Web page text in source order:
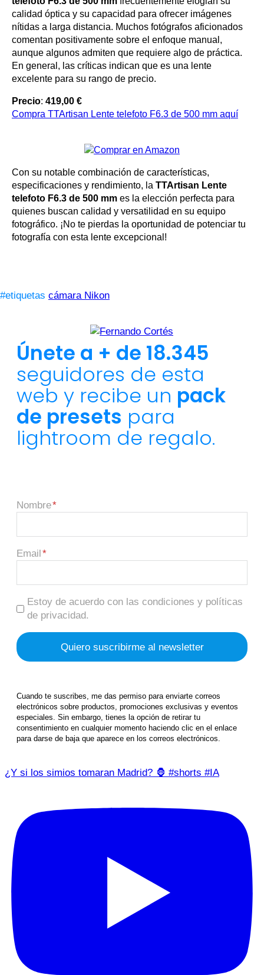
calidad óptica y su capacidad para ofrecer imágenes
nítidas a larga distancia. Muchos fotógrafos aficionados
comentan positivamente sobre el enfoque manual,
aunque algunos admiten que requiere algo de práctica.
En general, las críticas indican que es una lente
excelente para su rango de precio.
Precio: 419,00 €
Compra TTArtisan Lente telefoto F6.3 de 500 mm aquí
Con su notable combinación de características,
especificaciones y rendimiento, la TTArtisan Lente
telefoto F6.3 de 500 mm es la elección perfecta para
quienes buscan calidad y versatilidad en su equipo
fotográfico. ¡No te pierdas la oportunidad de potenciar tu
fotografía con esta lente excepcional!
#etiquetas cámara Nikon
Únete a + de 18.345
seguidores de esta
web y recibe un pack
de presets para
lightroom de regalo.
Nombre
Email
Estoy de acuerdo con las condiciones y políticas
de privacidad.
Cuando te suscribes, me das permiso para enviarte correos
electrónicos sobre productos, promociones exclusivas y eventos
especiales. Sin embargo, tienes la opción de retirar tu
consentimiento en cualquier momento haciendo clic en el enlace
para darse de baja que aparece en los correos electrónicos.
¿Y si los simios tomaran Madrid? 🦍 #shorts #IA